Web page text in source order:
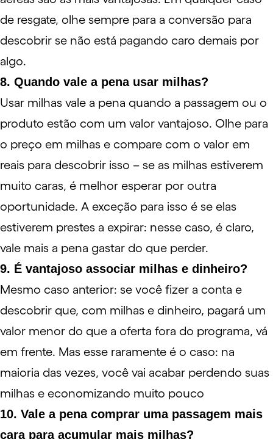
de resgate, olhe sempre para a conversão para
descobrir se não está pagando caro demais por
algo.
8. Quando vale a pena usar milhas?
Usar milhas vale a pena quando a passagem ou o
produto estão com um valor vantajoso. Olhe para
o preço em milhas e compare com o valor em
reais para descobrir isso – se as milhas estiverem
muito caras, é melhor esperar por outra
oportunidade. A exceção para isso é se elas
estiverem prestes a expirar: nesse caso, é claro,
vale mais a pena gastar do que perder.
9. É vantajoso associar milhas e dinheiro?
Mesmo caso anterior: se você fizer a conta e
descobrir que, com milhas e dinheiro, pagará um
valor menor do que a oferta fora do programa, vá
em frente. Mas esse raramente é o caso: na
maioria das vezes, você vai acabar perdendo suas
milhas e economizando muito pouco
10. Vale a pena comprar uma passagem mais
cara para acumular mais milhas?